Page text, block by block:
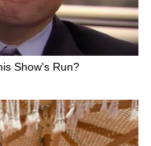
Show's Run?